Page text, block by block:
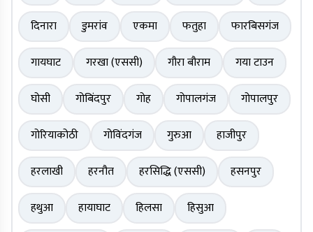
दिनारा
डुमरांव एकमा फतुहा
फारबिसगंज
गायघाट
गरखा (एससी) गौरा बौराम
गया टाउन
घोसी
गोबिंदपुर गोह गोपालगंज
गोपालपुर
गोरियाकोठी
गोविंदगंज गुरुआ
हाजीपुर
हरलाखी
हरनौत हरसिद्धि (एससी)
हसनपुर
हथुआ
हायाघाट हिलसा
हिसुआ